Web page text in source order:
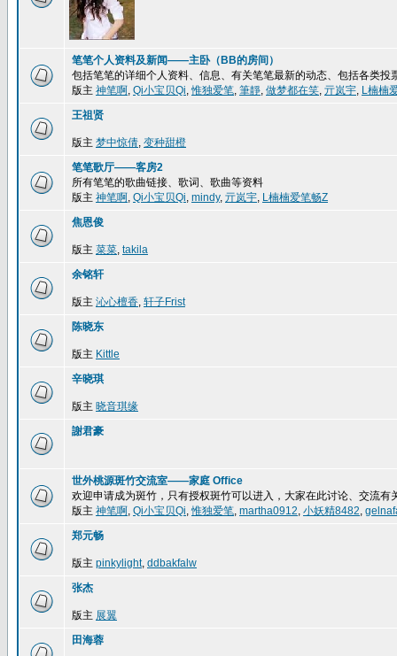
笔笔个人资料及新闻——主卧（BB的房间）
包括笔笔的详细个人资料、信息、有关笔笔最新的动态、包括各类
版主 神笔啊, Qi小宝贝Qi,惟独爱笔, 筆靜, 做梦都在笑, 亓岚宇, L楠楠
王祖贤
版主 梦中惊倩, 变种甜橙
笔笔歌厅——客房2
所有笔笔的歌曲链接、歌词、歌曲等资料
版主 神笔啊, Qi小宝贝Qi, mindy, 亓岚宇, L楠楠爱笔畅Z
焦恩俊
版主 菜菜, takila
余铭轩
版主 沁心檀香, 轩子Frist
陈晓东
版主 Kittle
辛晓琪
版主 晓音琪缘
謝君豪
世外桃源斑竹交流室——家庭 Office
欢迎申请成为斑竹，只有授权斑竹可以进入，大家在此讨论、交流有
版主 神笔啊, Qi小宝贝Qi,惟独爱笔, martha0912, 小妖精8482,
郑元畅
版主 pinkylight, ddbakfalw
张杰
版主 展翼
田海蓉